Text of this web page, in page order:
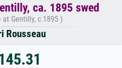
ca. 1895 swed
at Gentilly, c.1895 )
Rousseau